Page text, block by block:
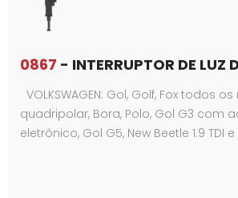
0867 - INTERRUPTOR DE LUZ
VOLKSWAGEN: Gol, Golf, Fox todos
quadripolar, Bora, Polo, Gol G3 com
eletrônico, Gol G5, New Beetle 1.9 TDI e